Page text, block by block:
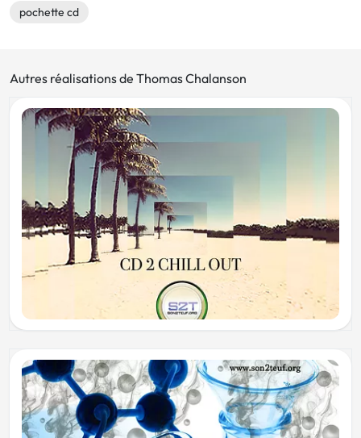
pochette cd
Autres réalisations de Thomas Chalanson